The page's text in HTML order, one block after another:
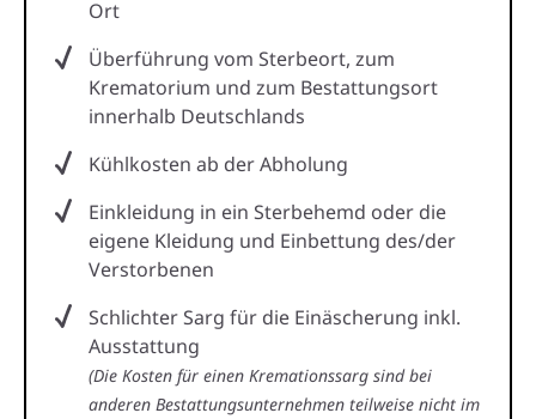
Ort
Überführung vom Sterbeort, zum
Krematorium und zum Bestattungsort
innerhalb Deutschlands
Kühlkosten ab der Abholung
Einkleidung in ein Sterbehemd oder die
eigene Kleidung und Einbettung des/der
Verstorbenen
Schlichter Sarg für die Einäscherung inkl.
Ausstattung
(Die Kosten für einen Kremationssarg sind bei
anderen Bestattungsunternehmen teilweise nicht im